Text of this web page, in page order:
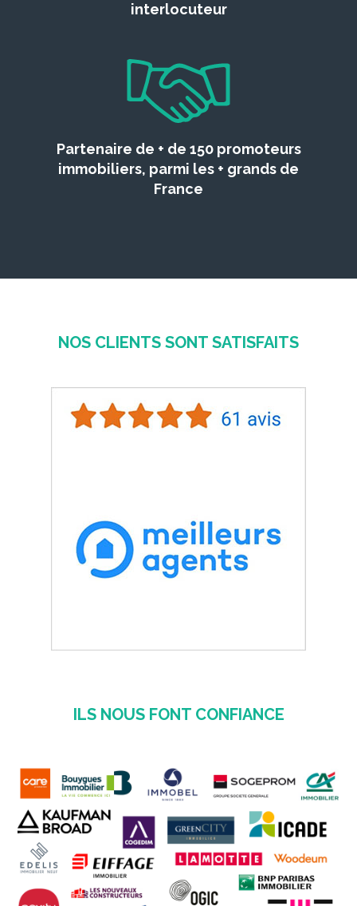
interlocuteur
Partenaire de + de 150 promoteurs
immobiliers, parmi les + grands de
France
NOS CLIENTS SONT SATISFAITS
ILS NOUS FONT CONFIANCE